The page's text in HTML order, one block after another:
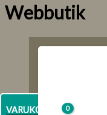
VARUKORG
Webbutik